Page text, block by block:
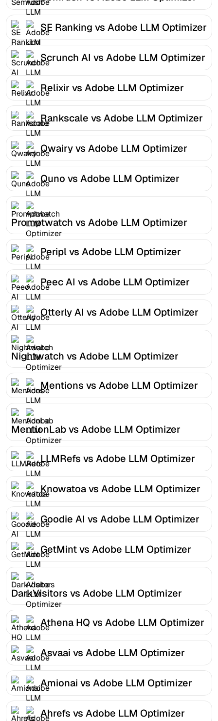
SE Ranking vs Adobe LLM Optimizer
Scrunch AI vs Adobe LLM Optimizer
Relixir vs Adobe LLM Optimizer
Rankscale vs Adobe LLM Optimizer
Qwairy vs Adobe LLM Optimizer
Quno vs Adobe LLM Optimizer
Promptwatch vs Adobe LLM Optimizer
Peripl vs Adobe LLM Optimizer
Peec AI vs Adobe LLM Optimizer
Otterly AI vs Adobe LLM Optimizer
Nightwatch vs Adobe LLM Optimizer
Mentions vs Adobe LLM Optimizer
MentionLab vs Adobe LLM Optimizer
LLMRefs vs Adobe LLM Optimizer
Knowatoa vs Adobe LLM Optimizer
Goodie AI vs Adobe LLM Optimizer
GetMint vs Adobe LLM Optimizer
DarkVisitors vs Adobe LLM Optimizer
Athena HQ vs Adobe LLM Optimizer
Asvaai vs Adobe LLM Optimizer
Amionai vs Adobe LLM Optimizer
Ahrefs vs Adobe LLM Optimizer